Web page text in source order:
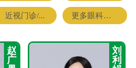
近视门诊/... 更多眼科专家
赵
广
刘
利